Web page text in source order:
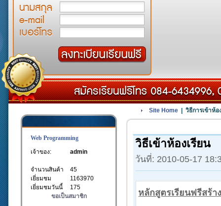
Web Programming
เจ้าของ:
admin
จำนวนสินค้า
45
เยี่ยมชม
1163970
เยี่ยมชมวันนี้
175
ขอเป็นสมาชิก
Site Home | วิธีการเข้าห้อ
วิธีเข้าห้องเรียน
วันที่: 2010-05-17
หลักสูตรเรียนฟรีสร้า